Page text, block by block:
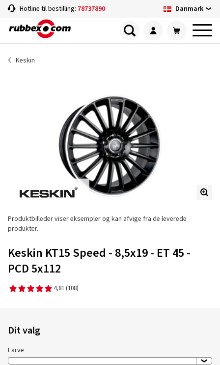
Hotline til bestilling: 78737890 Danmark
Keskin
Produktbilleder viser eksempler og kan afvige fra de leverede
produkter.
Keskin KT15 Speed - 8,5x19 - ET 45 -
PCD 5x112
4,81 (108)
Dit valg
Farve